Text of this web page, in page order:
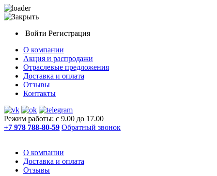
Войти Регистрация
О компании
Акция и распродажи
Отраслевые предложения
Доставка и оплата
Отзывы
Контакты
Режим работы: с 9.00 до 17.00
+7 978 788-80-59 Обратный звонок
О компании
Доставка и оплата
Отзывы